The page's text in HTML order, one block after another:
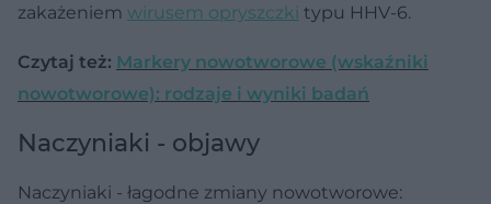
zakażeniem wirusem opryszczki typu HHV-6.
Czytaj też: Markery nowotworowe (wskaźniki
nowotworowe): rodzaje i wyniki badań
Naczyniaki - objawy
Naczyniaki - łagodne zmiany nowotworowe: